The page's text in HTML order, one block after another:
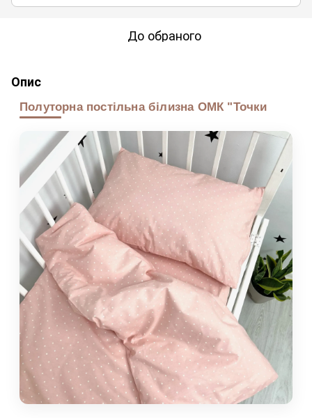
До обраного
Опис
Полуторна постільна білизна ОМК "Точки